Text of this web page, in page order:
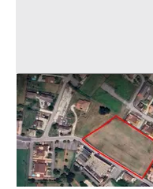
Asta Terreno
di 8.250 mq
Piacenza d'Adige
16.712 €
08/10/2026